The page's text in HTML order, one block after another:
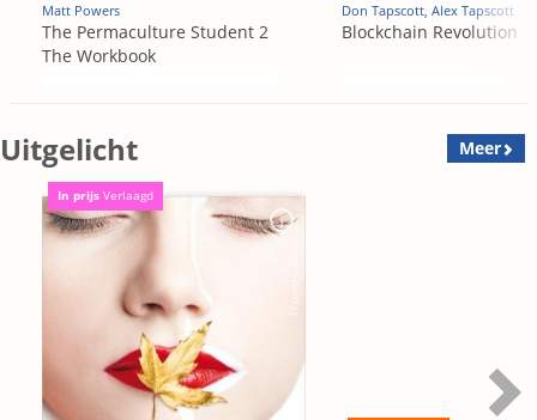
Matt Powers
The Permaculture Student 2
The Workbook
Don Tapscott, Alex Tapscott
Blockchain Revolution
Uitgelicht Meer
In prijs Verlaagd